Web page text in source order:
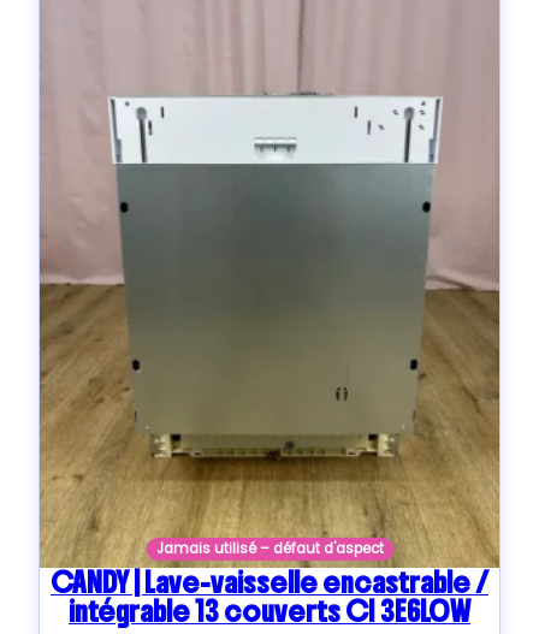
Jamais utilisé – défaut d'aspect
CANDY | Lave-vaisselle encastrable /
intégrable 13 couverts CI 3E6L0W